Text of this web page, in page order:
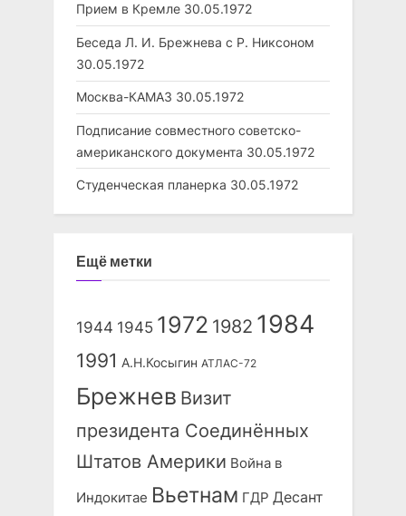
Прием в Кремле 30.05.1972
Беседа Л. И. Брежнева с Р. Никсоном
30.05.1972
Москва-КАМАЗ 30.05.1972
Подписание совместного советско-
американского документа 30.05.1972
Студенческая планерка 30.05.1972
Ещё метки
1944 1945 1972 1982 1984
1991 А.Н.Косыгин АТЛАС-72
Брежнев Визит
президента Соединённых
Штатов Америки Война в
Индокитае Вьетнам ГДР Десант